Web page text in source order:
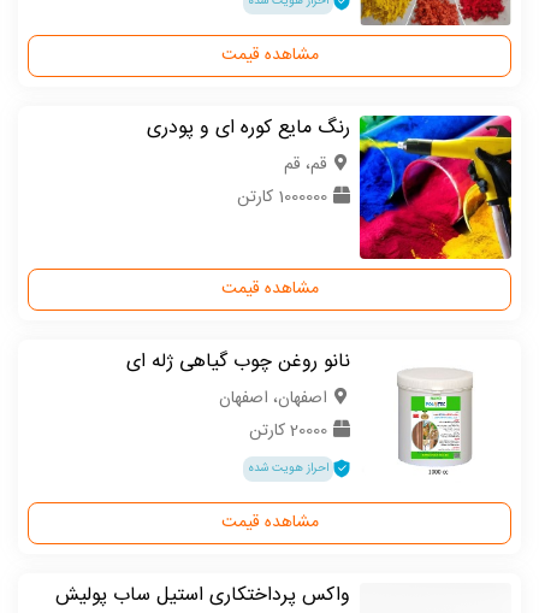
مشاهده قیمت
رنگ مایع کوره ای و پودری
قم، قم
1000000 کارتن
مشاهده قیمت
نانو روغن چوب گیاهی ژله ای
اصفهان، اصفهان
20000 کارتن
احراز هویت شده
مشاهده قیمت
واکس پرداختکاری استیل ساب پولیش